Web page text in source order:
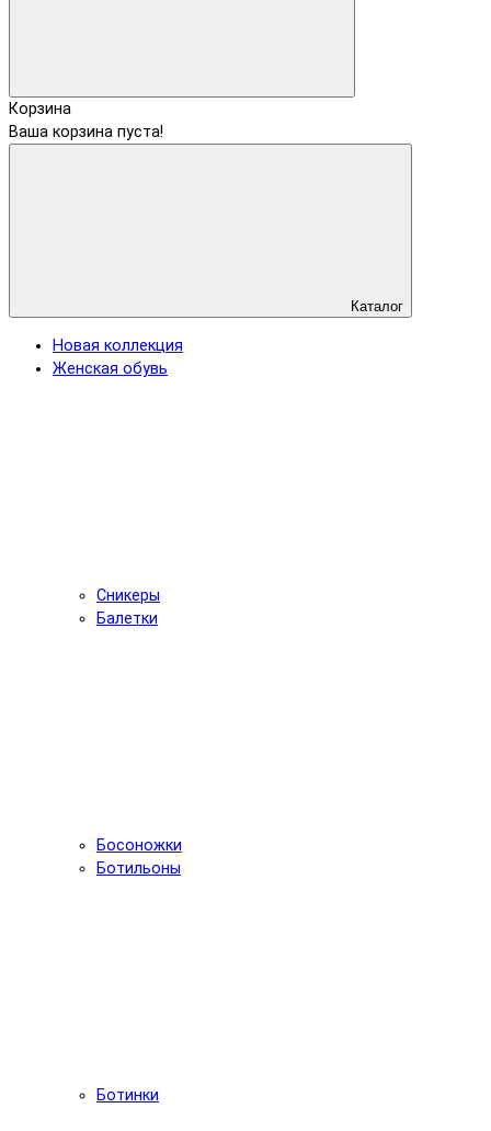
Корзина
Ваша корзина пуста!
Каталог
Новая коллекция
Женская обувь
Сникеры
Балетки
Босоножки
Ботильоны
Ботинки